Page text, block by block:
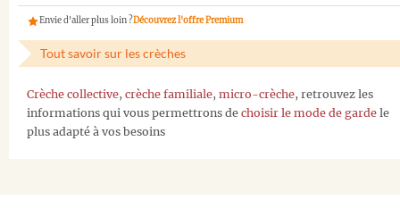
Envie d'aller plus loin ?Découvrez l'offre Premium
Tout savoir sur les crèches
Crèche collective, crèche familiale, micro-crèche, retrouvez les
informations qui vous permettrons de choisir le mode de garde le
plus adapté à vos besoins